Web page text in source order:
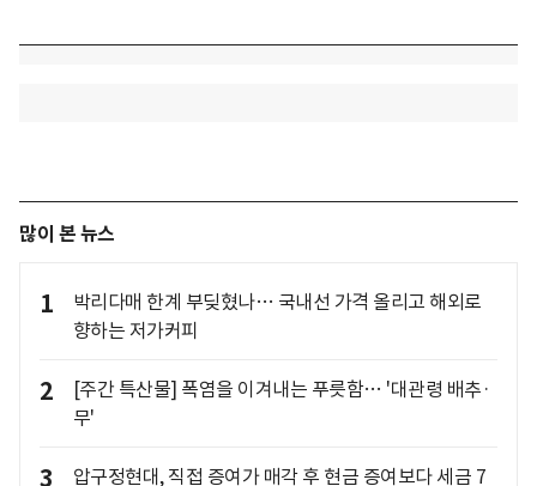
많이 본 뉴스
1
박리다매 한계 부딪혔나… 국내선 가격 올리고 해외로
향하는 저가커피
2
[주간 특산물] 폭염을 이겨내는 푸릇함… '대관령 배추·
무'
3
압구정현대, 직접 증여가 매각 후 현금 증여보다 세금 7